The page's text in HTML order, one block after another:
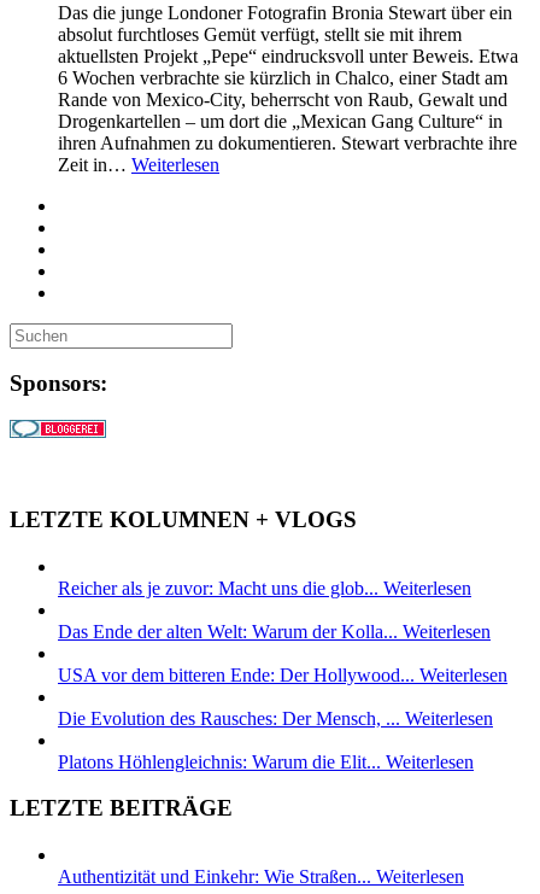
Das die junge Londoner Fotografin Bronia Stewart über ein
absolut furchtloses Gemüt verfügt, stellt sie mit ihrem
aktuellsten Projekt „Pepe“ eindrucksvoll unter Beweis. Etwa
6 Wochen verbrachte sie kürzlich in Chalco, einer Stadt am
Rande von Mexico-City, beherrscht von Raub, Gewalt und
Drogenkartellen – um dort die „Mexican Gang Culture“ in
ihren Aufnahmen zu dokumentieren. Stewart verbrachte ihre
Zeit in… Weiterlesen
Sponsors:
LETZTE KOLUMNEN + VLOGS
Reicher als je zuvor: Macht uns die glob... Weiterlesen
Das Ende der alten Welt: Warum der Kolla... Weiterlesen
USA vor dem bitteren Ende: Der Hollywood... Weiterlesen
Die Evolution des Rausches: Der Mensch, ... Weiterlesen
Platons Höhlengleichnis: Warum die Elit... Weiterlesen
LETZTE BEITRÄGE
Authentizität und Einkehr: Wie Straßen... Weiterlesen